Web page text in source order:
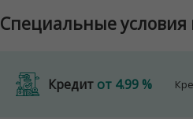
Специальные условия
Кредит от 4.99 %